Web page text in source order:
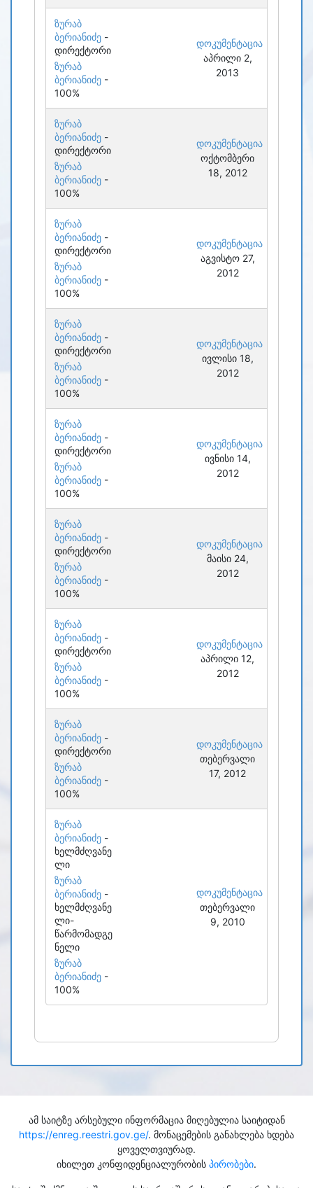
ზურაბ
ბერიანიძე -
დირექტორი
ზურაბ
ბერიანიძე -
100%
დოკუმენტაცია
აპრილი 2,
2013
ზურაბ
ბერიანიძე -
დირექტორი
ზურაბ
ბერიანიძე -
100%
დოკუმენტაცია
ოქტომბერი
18, 2012
ზურაბ
ბერიანიძე -
დირექტორი
ზურაბ
ბერიანიძე -
100%
დოკუმენტაცია
აგვისტო 27,
2012
ზურაბ
ბერიანიძე -
დირექტორი
ზურაბ
ბერიანიძე -
100%
დოკუმენტაცია
ივლისი 18,
2012
ზურაბ
ბერიანიძე -
დირექტორი
ზურაბ
ბერიანიძე -
100%
დოკუმენტაცია
ივნისი 14,
2012
ზურაბ
ბერიანიძე -
დირექტორი
ზურაბ
ბერიანიძე -
100%
დოკუმენტაცია
მაისი 24,
2012
ზურაბ
ბერიანიძე -
დირექტორი
ზურაბ
ბერიანიძე -
100%
დოკუმენტაცია
აპრილი 12,
2012
ზურაბ
ბერიანიძე -
დირექტორი
ზურაბ
ბერიანიძე -
100%
დოკუმენტაცია
თებერვალი
17, 2012
ზურაბ
ბერიანიძე -
ხელმძღვანე
ლი
ზურაბ
ბერიანიძე -
ხელმძღვანე
ლი-
წარმომადგე
ნელი
ზურაბ
ბერიანიძე -
100%
დოკუმენტაცია
თებერვალი
9, 2010
ამ საიტზე არსებული ინფორმაცია მიღებულია საიტიდან
https://enreg.reestri.gov.ge/. მონაცემების განახლება ხდება
ყოველთვიურად.
იხილეთ კონფიდენციალურობის პირობები.